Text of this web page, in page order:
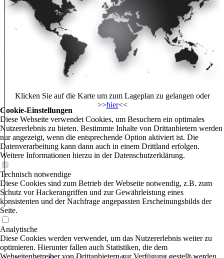
Klicken Sie auf die Karte um zum Lageplan zu gelangen oder
>>hier<<
Cookie-Einstellungen
Diese Webseite verwendet Cookies, um Besuchern ein optimales
Nutzererlebnis zu bieten. Bestimmte Inhalte von Drittanbietern werden
nur angezeigt, wenn die entsprechende Option aktiviert ist. Die
Datenverarbeitung kann dann auch in einem Drittland erfolgen.
Weitere Informationen hierzu in der Datenschutzerklärung.
Technisch notwendige
Diese Cookies sind zum Betrieb der Webseite notwendig, z.B. zum
Schutz vor Hackerangriffen und zur Gewährleistung eines
konsistenten und der Nachfrage angepassten Erscheinungsbilds der
Seite.
Analytische
Diese Cookies werden verwendet, um das Nutzererlebnis weiter zu
optimieren. Hierunter fallen auch Statistiken, die dem
Webseitenbetreiber von Drittanbietern zur Verfügung gestellt werden,